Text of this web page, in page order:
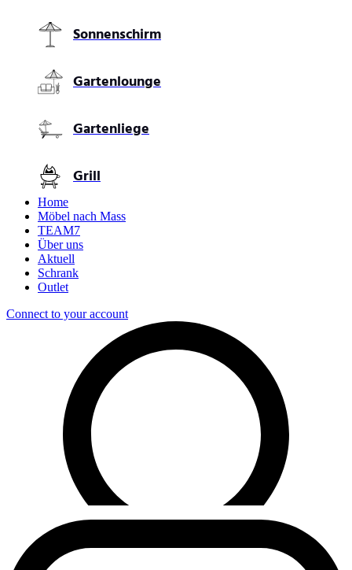
Sonnenschirm
Gartenlounge
Gartenliege
Grill
Home
Möbel nach Mass
TEAM7
Über uns
Aktuell
Schrank
Outlet
Connect to your account